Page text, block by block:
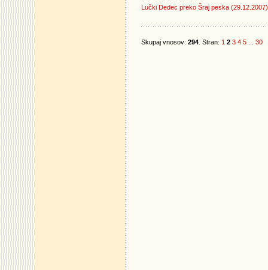
Lučki Dedec preko Šraj peska (29.12.2007)
Skupaj vnosov: 294 . Stran: 1 2 3 4 5 30